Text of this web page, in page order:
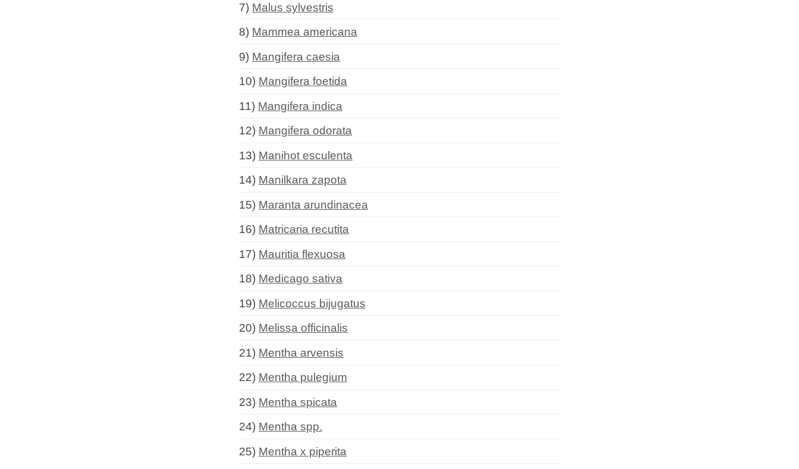
7) Malus sylvestris
8) Mammea americana
9) Mangifera caesia
10) Mangifera foetida
11) Mangifera indica
12) Mangifera odorata
13) Manihot esculenta
14) Manilkara zapota
15) Maranta arundinacea
16) Matricaria recutita
17) Mauritia flexuosa
18) Medicago sativa
19) Melicoccus bijugatus
20) Melissa officinalis
21) Mentha arvensis
22) Mentha pulegium
23) Mentha spicata
24) Mentha spp.
25) Mentha x piperita